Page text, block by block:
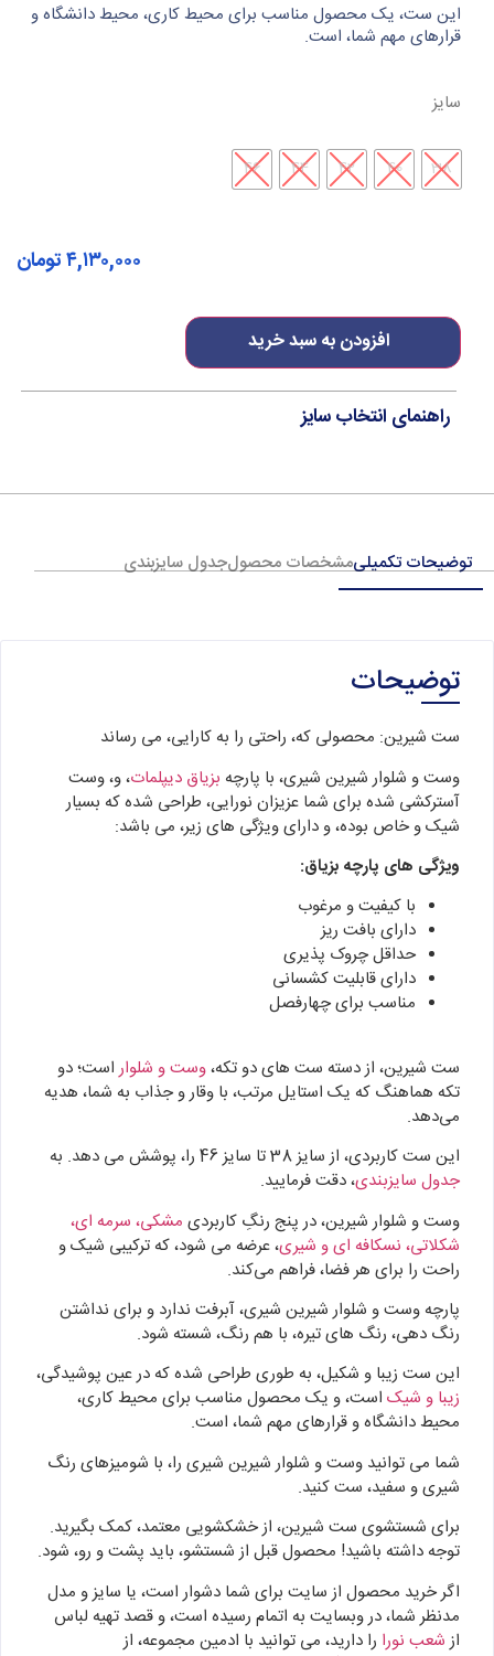
این ست، یک محصول مناسب برای محیط کاری، محیط دانشگاه و
قرارهای مهم شما، است.
سایز
38
40
42
44
46
افزودن به سبد خرید
۴,۱۳۰,۰۰۰تومان
راهنمای انتخاب سایز
توضیحات تکمیلیمشخصات محصولجدول سایزبندی
توضیحات
ست شیرین: محصولی که، راحتی را به کارایی، می رساند
وست و شلوار شیرین شیری، با پارچه بزیاق دیپلمات، و، وست
آسترکشی شده برای شما عزیزان نورایی، طراحی شده که بسیار
شیک و خاص بوده، و دارای ویژگی های زیر، می باشد:
ویژگی های پارچه بزیاق:
با کیفیت و مرغوب
دارای بافت ریز
حداقل چروک پذیری
دارای قابلیت کشسانی
مناسب برای چهارفصل
ست شیرین، از دسته ست‌ های دو تکه،وست و شلوار است؛ دو
تکه هماهنگ که یک استایل مرتب، با وقار و جذاب به شما، هدیه
می‌دهد.
این ست کاربردی، از سایز 38 تا سایز 46 را، پوشش می دهد. به
جدول سایزبندی، دقت فرمایید.
وست و شلوار شیرین، در پنج رنگِ کاربردی مشکی، سرمه ای،
شکلاتی، نسکافه ای و شیری، عرضه می شود، که ترکیبی شیک و
راحت را برای هر فضا، فراهم می‌کند.
پارچه وست و شلوار شیرین شیری، آبرفت ندارد و برای نداشتن
رنگ دهی، رنگ های تیره، با هم رنگ، شسته شود.
این ست زیبا و شکیل، به طوری طراحی شده که در عین پوشیدگی،
زیبا و شیک است، و یک محصول مناسب برای محیط کاری،
محیط دانشگاه و قرارهای مهم شما، است.
شما می توانید وست و شلوار شیرین شیری را، با شومیزهای رنگ
شیری و سفید، ست کنید.
برای شستشوی ست شیرین، از خشکشویی معتمد، کمک بگیرید.
توجه داشته باشید! محصول قبل از شستشو، باید پشت و رو، شود.
اگر خرید محصول از سایت برای شما دشوار است، یا سایز و مدل
مدنظر شما، در وبسایت به اتمام رسیده است، و قصد تهیه لباس
از شعب نورا را دارید، می توانید با ادمین مجموعه، از